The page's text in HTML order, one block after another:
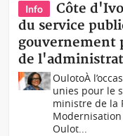
Info
Côte
du service
gouvernement
de
OulotoÀ
unies pour le
ministre de la
Oulot...